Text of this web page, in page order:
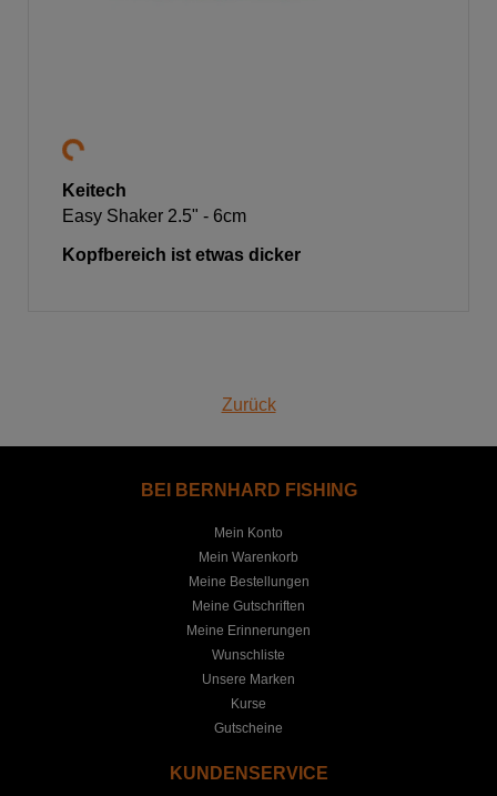
Keitech
Easy Shaker 2.5" - 6cm
Kopfbereich ist etwas dicker
Zurück
BEI BERNHARD FISHING
Mein Konto
Mein Warenkorb
Meine Bestellungen
Meine Gutschriften
Meine Erinnerungen
Wunschliste
Unsere Marken
Kurse
Gutscheine
KUNDENSERVICE